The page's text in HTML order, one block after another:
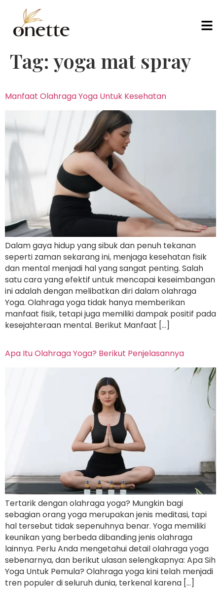
Tag:yoga mat spray
Manfaat Olahraga Yoga Untuk Kesehatan
Dalam gaya hidup yang sibuk dan penuh tekanan
seperti zaman sekarang ini, menjaga kesehatan fisik
dan mental menjadi hal yang sangat penting. Salah
satu cara yang efektif untuk mencapai keseimbangan
ini adalah dengan melibatkan diri dalam olahraga
Yoga. Olahraga yoga tidak hanya memberikan
manfaat fisik, tetapi juga memiliki dampak positif pada
kesejahteraan mental. Berikut Manfaat […]
Apa Itu Olahraga Yoga? Berikut Penjelasannya
Tertarik dengan olahraga yoga? Mungkin bagi
sebagian orang yoga merupakan jenis meditasi, tapi
hal tersebut tidak sepenuhnya benar. Yoga memiliki
keunikan yang berbeda dibanding jenis olahraga
lainnya. Perlu Anda mengetahui detail olahraga yoga
sebenarnya, dan berikut ulasan selengkapnya: Apa Sih
Yoga Untuk Pemula? Olahraga yoga kini telah menjadi
tren populer di seluruh dunia, terkenal karena […]